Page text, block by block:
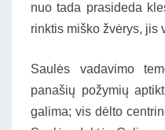
nuo tada prasideda
rinktis miško žvėrys, jis
Saulės vadavimo
panašių požymių
galima; vis dėlto